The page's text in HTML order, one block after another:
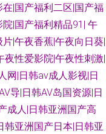
观看 欧美一级方 四虎av在
综合在线 国产91香蕉 91资
老女人 无码窝导航 九一精
美黄色 日韩淫乱视频 另类
搞 日韩国产欧美网址 国产
|国产福利二区|国产福
|国产福利精品91| 午
|午夜香蕉|午夜向日葵|
夜性爱影院|午夜性刺激|
网|日韩av成人影视|日
导|日韩AV岛国资源|日
成人|日韩亚洲国产高
韩亚洲国产日本|日韩亚